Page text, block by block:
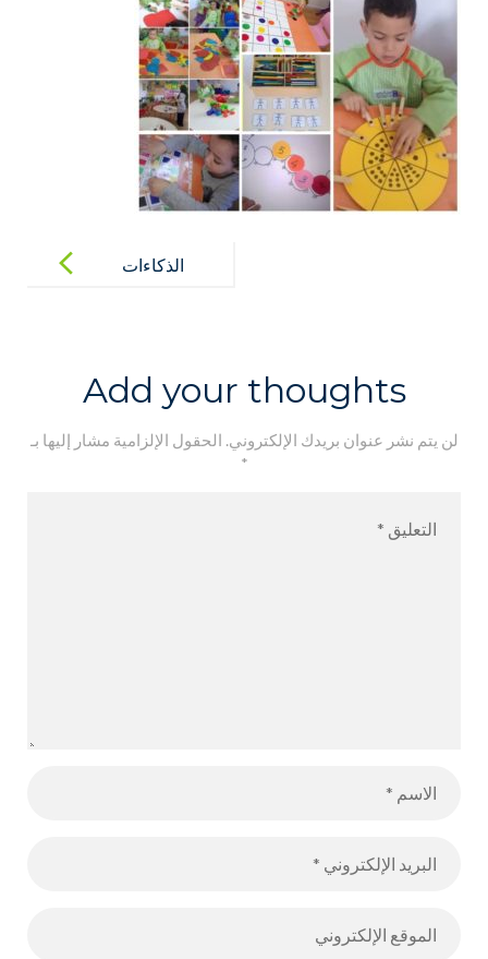
الذكاءات
Add your thoughts
لن يتم نشر عنوان بريدك الإلكتروني. الحقول الإلزامية مشار إليها بـ
*